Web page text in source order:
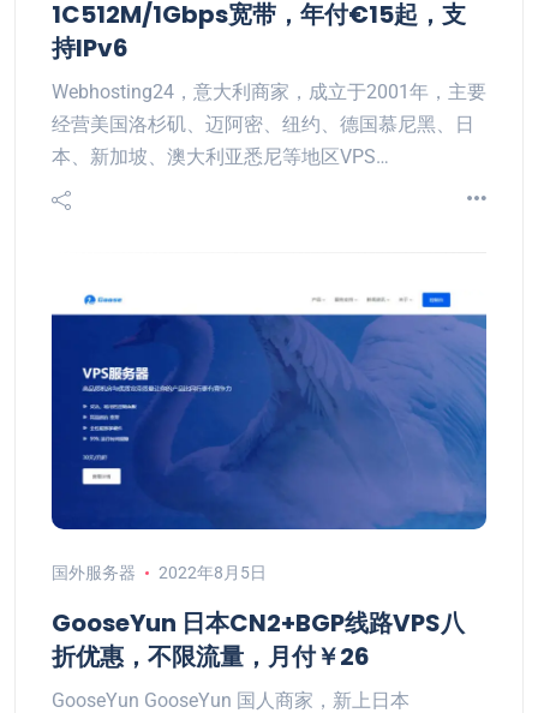
1C512M/1Gbps宽带，年付€15起，支
持IPv6
Webhosting24，意大利商家，成立于2001年，主要
经营美国洛杉矶、迈阿密、纽约、德国慕尼黑、日
本、新加坡、澳大利亚悉尼等地区VPS…
国外服务器 2022年8月5日
GooseYun 日本CN2+BGP线路VPS八
折优惠，不限流量，月付￥26
GooseYun GooseYun 国人商家，新上日本